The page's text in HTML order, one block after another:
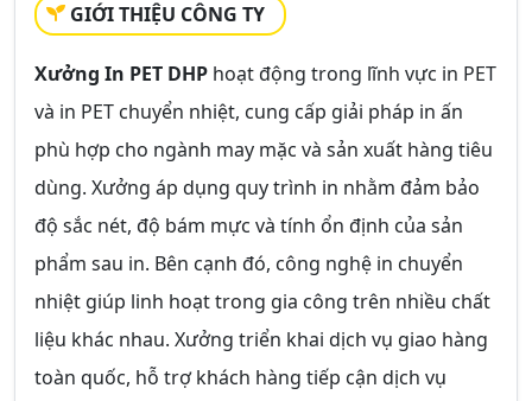
GIỚI THIỆU CÔNG TY
Xưởng In PET DHP hoạt động trong lĩnh vực in PET
và in PET chuyển nhiệt, cung cấp giải pháp in ấn
phù hợp cho ngành may mặc và sản xuất hàng tiêu
dùng. Xưởng áp dụng quy trình in nhằm đảm bảo
độ sắc nét, độ bám mực và tính ổn định của sản
phẩm sau in. Bên cạnh đó, công nghệ in chuyển
nhiệt giúp linh hoạt trong gia công trên nhiều chất
liệu khác nhau. Xưởng triển khai dịch vụ giao hàng
toàn quốc, hỗ trợ khách hàng tiếp cận dịch vụ